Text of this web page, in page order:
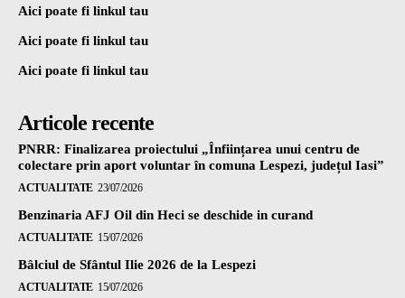
Aici poate fi linkul tau
Aici poate fi linkul tau
Aici poate fi linkul tau
Articole recente
PNRR: Finalizarea proiectului „Înființarea unui centru de
colectare prin aport voluntar în comuna Lespezi, județul Iasi”
ACTUALITATE 23/07/2026
Benzinaria AFJ Oil din Heci se deschide in curand
ACTUALITATE 15/07/2026
Bâlciul de Sfântul Ilie 2026 de la Lespezi
ACTUALITATE 15/07/2026